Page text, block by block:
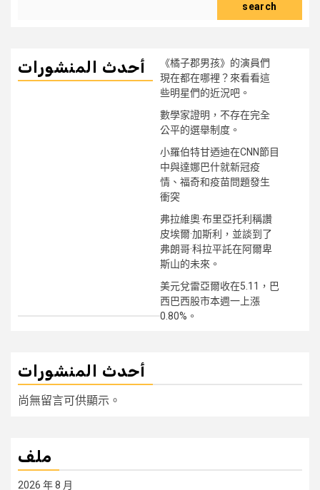
search
أحدث المنشورات
《橘子郡男孩》的演員們
現在都在哪裡？來看看這
些明星們的近況吧。
數學家證明，不存在完全
公平的選舉制度。
小羅伯特甘迺迪在CNN節目
中與達娜巴什就新冠疫
情、福奇和疫苗問題發生
衝突
弗拉維奧·布里亞托利稱讚
皮埃爾·加斯利，並談到了
弗朗哥·科拉平託在阿爾卑
斯山的未來。
美元兌雷亞爾收在5.11，巴
西巴西股市本週一上漲
0.80%。
أحدث المنشورات
尚無留言可供顯示。
ملف
2026 年 8 月